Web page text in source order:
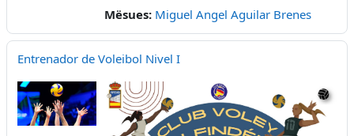
Mësues: Miguel Angel Aguilar Brenes
Entrenador de Voleibol Nivel I